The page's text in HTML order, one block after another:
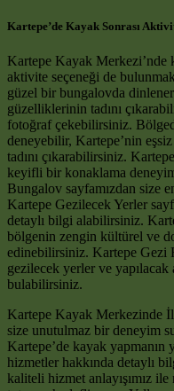
Kartepe’de Kayak Sonrası
Kartepe Kayak Merkezi’nde
aktivite seçeneği de
güzel bir bungalovda
güzelliklerinin tadını
fotoğraf çekebilirsiniz.
deneyebilir, Kartepe’nin eşsiz
tadını çıkarabilirsiniz.
keyifli bir konaklama
Bungalov sayfamızdan size
Kartepe Gezilecek Yerler
detaylı bilgi alabilirsiniz.
bölgenin zengin kültürel ve
edinebilirsiniz. Kartepe Gezi
gezilecek yerler ve
bulabilirsiniz.
Kartepe Kayak Merkezinde
size unutulmaz bir deneyim
Kartepe’de kayak yapmanın
hizmetler hakkında detaylı
kaliteli hizmet anlayışımız